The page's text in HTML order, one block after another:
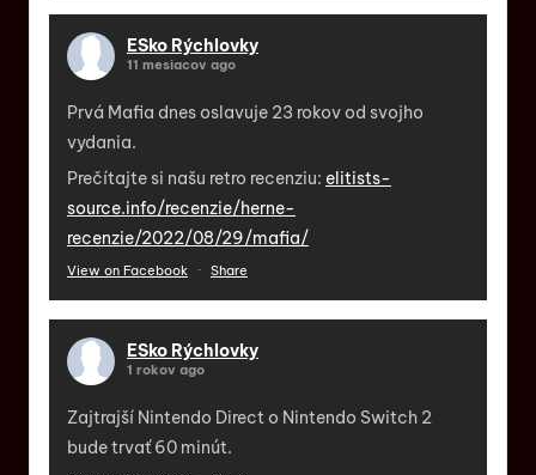
ESko Rýchlovky
11 mesiacov ago
Prvá Mafia dnes oslavuje 23 rokov od svojho
vydania.
Prečítajte si našu retro recenziu: elitists-
source.info/recenzie/herne-
recenzie/2022/08/29/mafia/
View on Facebook · Share
ESko Rýchlovky
1 rokov ago
Zajtrajší Nintendo Direct o Nintendo Switch 2
bude trvať 60 minút.